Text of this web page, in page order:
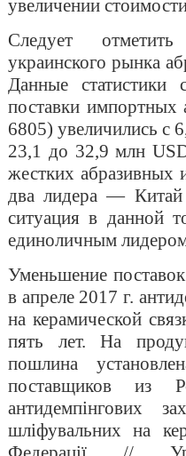
увеличении
Следует
украинского рынка
Данные
поставки
6805) увеличились с
23,1 до 32,9 млн
жестких абразивных
два лидера —
ситуация в данной
единоличным
Уменьшение
в апреле 2017 г.
на керамической
пять лет. На
пошлина
поставщиков из
антидемпінгових
шліфувальних на